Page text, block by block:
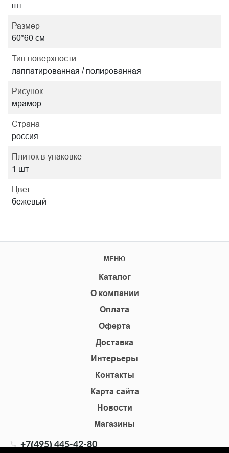
шт
Размер
60*60 см
Тип поверхности
лаппатированная / полированная
Рисунок
мрамор
Страна
россия
Плиток в упаковке
1 шт
Цвет
бежевый
МЕНЮ
Каталог
О компании
Оплата
Оферта
Доставка
Интерьеры
Контакты
Карта сайта
Новости
Магазины
+7(495) 445-42-80